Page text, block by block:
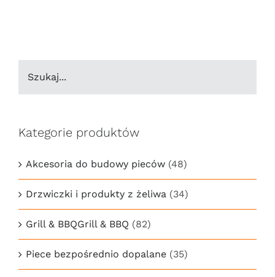
Kategorie produktów
Akcesoria do budowy pieców (48)
Drzwiczki i produkty z żeliwa (34)
Grill & BBQGrill & BBQ (82)
Piece bezpośrednio dopalane (35)